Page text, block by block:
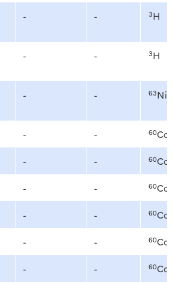
- - 3H
- - 3H
- - 63Ni
- - 60Co
- - 60Co
- - 60Co
- - 60Co
- - 60Co
- - 60Co